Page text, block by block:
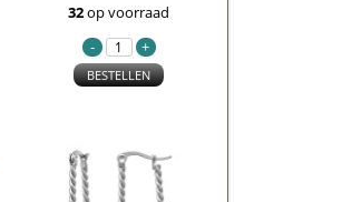
32op voorraad
BESTELLEN